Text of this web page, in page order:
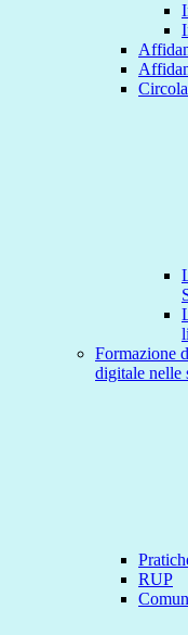
Formazione
digitale nelle
RUP